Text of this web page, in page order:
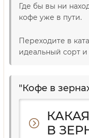
Где бы вы ни
кофе уже в пути.
Переходите в
идеальный сорт
"Кофе в
В